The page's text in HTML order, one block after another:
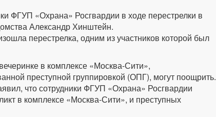
ФГУП «Охрана» Росгвардии в ходе перестрелки в
Александр Хинштейн.
перестрелка, одним из участников которой был
в комплексе «Москва-Сити»,
преступной группировкой (ОПГ), могут поощрить.
что сотрудники ФГУП «Охрана» Росгвардии
в комплексе «Москва-Сити», и преступных